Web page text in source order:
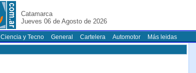
Catamarca
Jueves 06 de Agosto de 2026
Ciencia y Tecno General Cartelera Automotor Más leidas